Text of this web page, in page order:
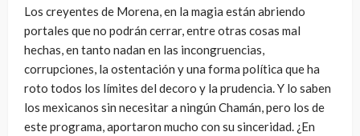
Los creyentes de Morena, en la magia están abriendo
portales que no podrán cerrar, entre otras cosas mal
hechas, en tanto nadan en las incongruencias,
corrupciones, la ostentación y una forma política que ha
roto todos los límites del decoro y la prudencia. Y lo saben
los mexicanos sin necesitar a ningún Chamán, pero los de
este programa, aportaron mucho con su sinceridad. ¿En